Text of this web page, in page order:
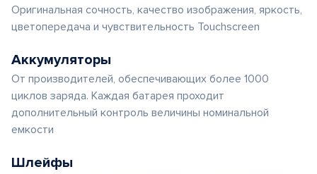
Оригинальная сочность, качество изображения, яркость,
цветопередача и чувствительность Touchscreen
Аккумуляторы
От производителей, обеспечивающих более 1000
циклов заряда. Каждая батарея проходит
дополнительный контроль величины номинальной
емкости
Шлейфы